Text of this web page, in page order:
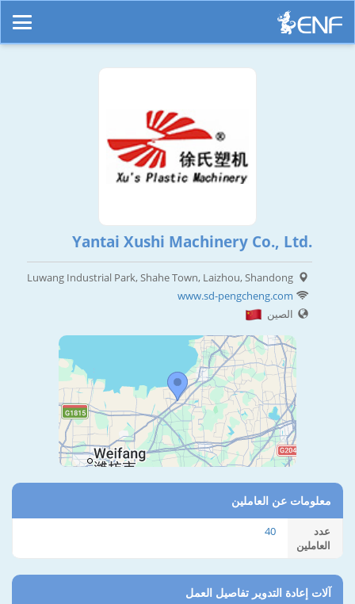
Yantai Xushi Machinery Co., Ltd.
Luwang Industrial Park, Shahe Town, Laizhou, Shandong
www.sd-pengcheng.com
الصين
معلومات عن العاملين
عدد
العاملين
40
آلات إعادة التدوير تفاصيل العمل